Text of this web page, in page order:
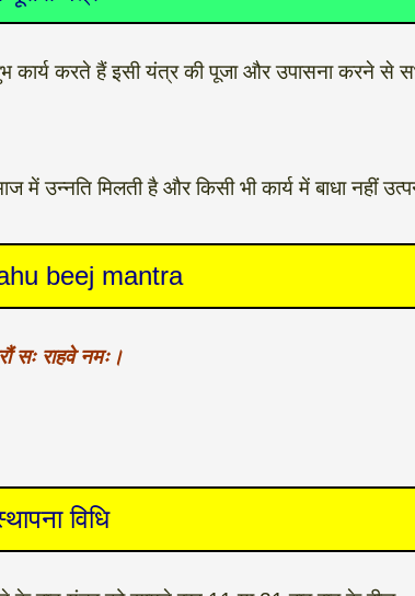
करते हैं इसी यंत्र की पूजा और उपासना करने से
उन्नति मिलती है और किसी भी कार्य में बाधा नहीं
beej mantra
सः राहवे नमः।
विधि